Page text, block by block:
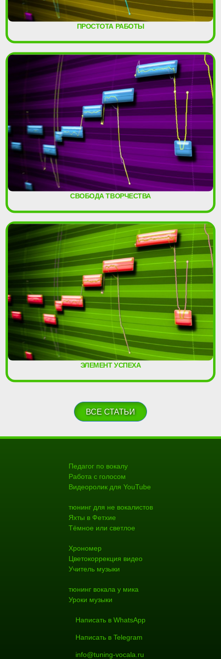
ПРОСТОТА РАБОТЫ
СВОБОДА ТВОРЧЕСТВА
ЭЛЕМЕНТ УСПЕХА
ВСЕ СТАТЬИ
Педагог по вокалу
Работа с голосом
Видеоролик для YouTube
тюнинг для не вокалистов
Яхты в Фетхие
Тёмное или светлое
Хрономер
Цветокоррекция видео
Учитель музыки
тюнинг вокала у мика
Уроки музыки
Написать в WhatsApp
Написать в Telegram
info@tuning-vocala.ru